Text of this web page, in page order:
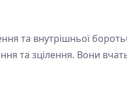
та внутрішньої
та зцілення. Вони